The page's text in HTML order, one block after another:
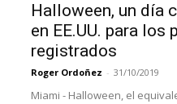
Halloween, un día
en EE.UU. para los
registrados
Roger Ordoñez - 31/10/2019
Miami - Halloween, el